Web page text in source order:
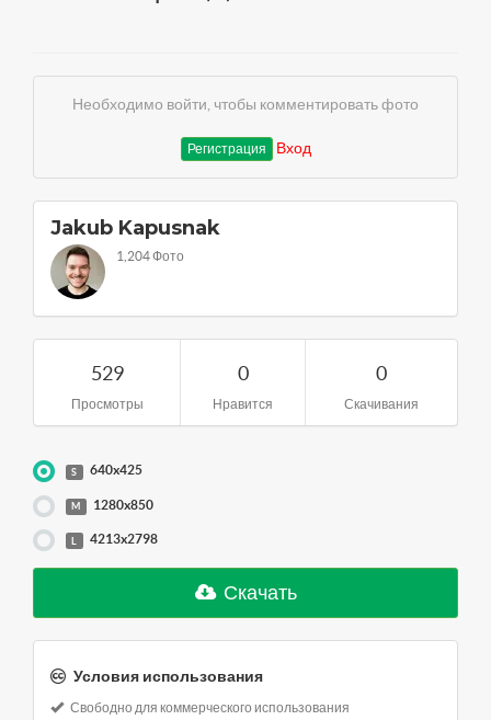
Необходимо войти, чтобы комментировать фото
Регистрация Вход
Jakub Kapusnak
1,204 Фото
529
Просмотры
0
Нравится
0
Скачивания
S 640x425
M 1280x850
L 4213x2798
Скачать
Условия использования
Свободно для коммерческого использования